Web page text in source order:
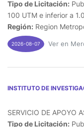
Tipo de Licitación:
100 UTM e inferior a
Región: Region
2026-08-07 Ver en
INSTITUTO DE
SERVICIO DE APOYO
Tipo de Licitación: